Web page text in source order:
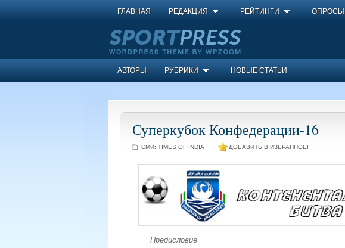
ГЛАВНАЯ РЕДАКЦИЯ РЕЙТИНГИ ОПРОСЫ
АВТОРЫ РУБРИКИ НОВЫЕ СТАТЬИ
Суперкубок Конфедерации-16
СМИ: TIMES OF INDIA ДОБАВИТЬ В ИЗБРАННОЕ!
Предисловие